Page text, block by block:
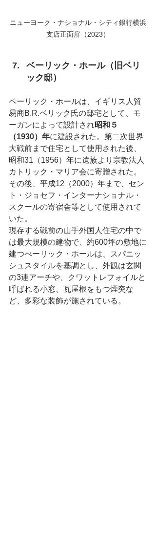
ニューヨーク・ナショナル・シティ銀行横浜
支店正面扉（2023）
ベーリック・ホール（旧ベリ
ック邸）
ベーリック・ホールは、イギリス人貿
易商B.R.ベリック氏の邸宅として、モ
ーガンによって設計され昭和５
（1930）年に建設された。第二次世界
大戦前まで住宅として使用された後、
昭和31（1956）年に遺族より宗教法人
カトリック・マリア会に寄贈された。
その後、平成12（2000）年まで、セン
ト・ジョセフ・インターナショナル・
スクールの寄宿舎等として使用されて
いた。
現存する戦前の山手外国人住宅の中で
は最大規模の建物で、約600坪の敷地に
建つべーリック・ホールは、スパニッ
シュスタイルを基調とし、外観は玄関
の3連アーチや、クワットレフォイルと
呼ばれる小窓、瓦屋根をもつ煙突な
ど、多彩な装飾が施されている。